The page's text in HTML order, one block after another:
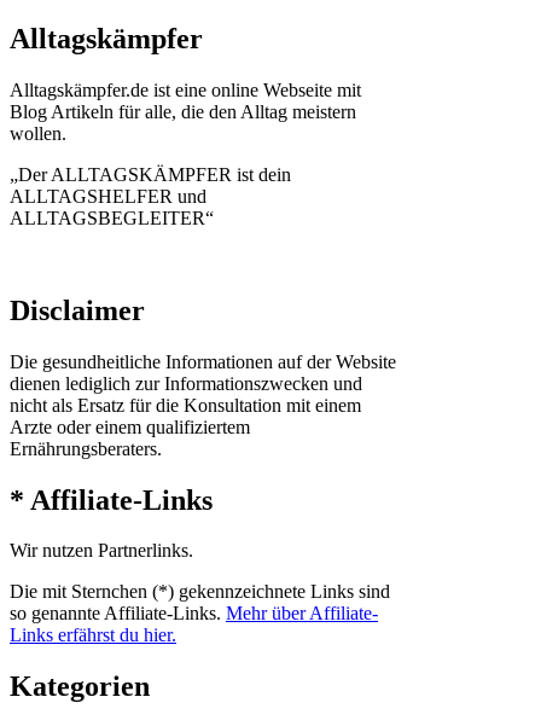
Alltagskämpfer
Alltagskämpfer.de ist eine online Webseite mit
Blog Artikeln für alle, die den Alltag meistern
wollen.
„Der ALLTAGSKÄMPFER ist dein
ALLTAGSHELFER und
ALLTAGSBEGLEITER“
Disclaimer
Die gesundheitliche Informationen auf der Website
dienen lediglich zur Informationszwecken und
nicht als Ersatz für die Konsultation mit einem
Arzte oder einem qualifiziertem
Ernährungsberaters.
* Affiliate-Links
Wir nutzen Partnerlinks.
Die mit Sternchen (*) gekennzeichnete Links sind
so genannte Affiliate-Links. Mehr über Affiliate-
Links erfährst du hier.
Kategorien